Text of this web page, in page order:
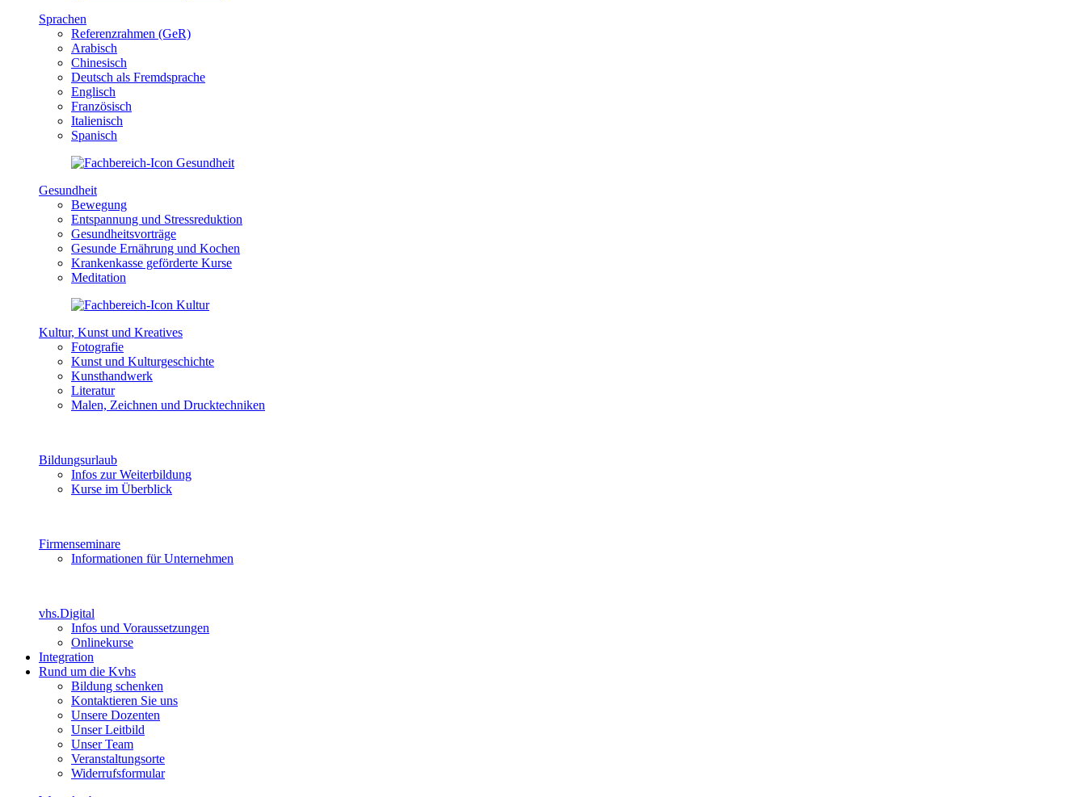
Sprachen
Referenzrahmen (GeR)
Arabisch
Chinesisch
Deutsch als Fremdsprache
Englisch
Französisch
Italienisch
Spanisch
Gesundheit
Bewegung
Entspannung und Stressreduktion
Gesundheitsvorträge
Gesunde Ernährung und Kochen
Krankenkasse geförderte Kurse
Meditation
Kultur, Kunst und Kreatives
Fotografie
Kunst und Kulturgeschichte
Kunsthandwerk
Literatur
Malen, Zeichnen und Drucktechniken
Bildungsurlaub
Infos zur Weiterbildung
Kurse im Überblick
Firmenseminare
Informationen für Unternehmen
vhs.Digital
Infos und Voraussetzungen
Onlinekurse
Integration
Rund um die Kvhs
Bildung schenken
Kontaktieren Sie uns
Unsere Dozenten
Unser Leitbild
Unser Team
Veranstaltungsorte
Widerrufsformular